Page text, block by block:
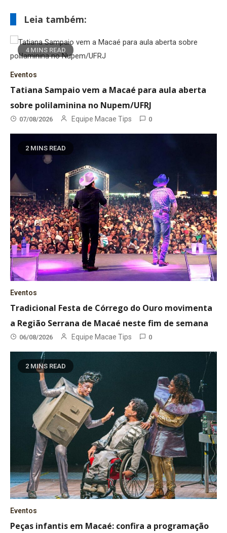
Leia também:
4 MINS READ
Eventos
Tatiana Sampaio vem a Macaé para aula aberta
sobre polilaminina no Nupem/UFRJ
07/08/2026 Equipe Macae Tips 0
2 MINS READ
Eventos
Tradicional Festa de Córrego do Ouro movimenta
a Região Serrana de Macaé neste fim de semana
06/08/2026 Equipe Macae Tips 0
2 MINS READ
Eventos
Peças infantis em Macaé: confira a programação